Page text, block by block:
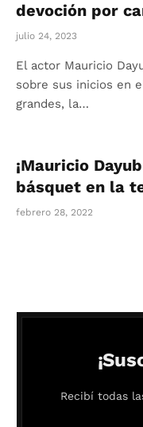
devoción por
julio 24, 2023
El actor Mauricio
sobre sus inicios en
grandes, la…
¡Mauricio
básquet en la
febrero 28, 2022
Recibí todas